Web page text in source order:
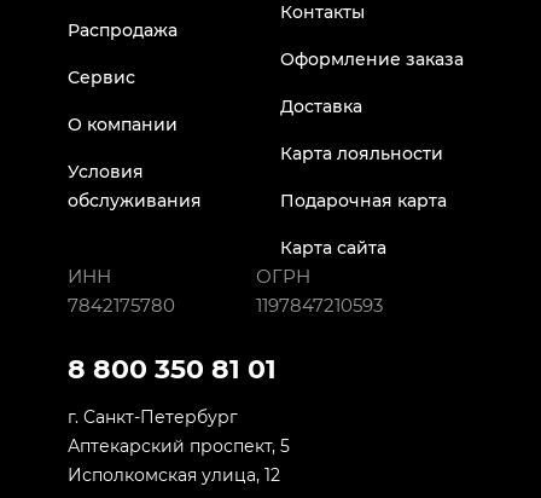
Распродажа
Сервис
О компании
Условия
обслуживания
Контакты
Оформление заказа
Доставка
Карта лояльности
Подарочная карта
Карта сайта
ИНН
7842175780
ОГРН
1197847210593
8 800 350 81 01
г. Санкт-Петербург
Аптекарский проспект, 5
Исполкомская улица, 12